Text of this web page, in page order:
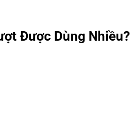
Được Dùng Nhiều?